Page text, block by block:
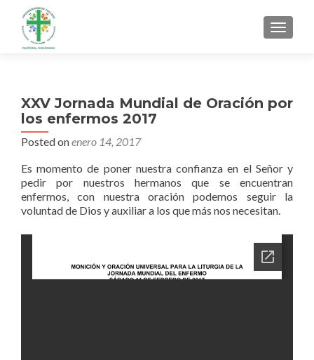
MENU
XXV Jornada Mundial de Oración por
los enfermos 2017
Posted onenero 14, 2017
Es momento de poner nuestra confianza en el Señor y
pedir por nuestros hermanos que se encuentran
enfermos, con nuestra oración podemos seguir la
voluntad de Dios y auxiliar a los que más nos necesitan.